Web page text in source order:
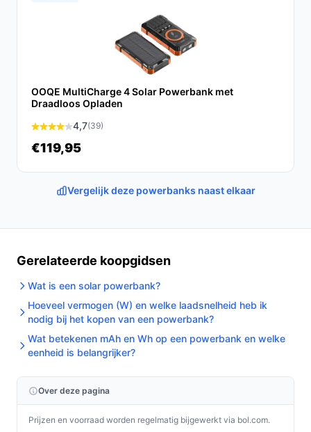
De JIR Tech® Solar Powerbank is de ideale oplossing
voor iedereen die op zoek is naar een krachtige,
veelzijdige en betrouwbare energiebron. Of je nu
onderweg bent of gewoon een dagje buiten doorbrengt,
deze powerbank houdt je apparaten opgeladen en klaar
voor gebruik.
prijzen op debestepowerbank.nl. Kies bewust wat
perfect past bij jouw behoeften!
OOQE MultiCharge 4 Solar Powerbank met
Draadloos Opladen
4,7(39)
€119,95
Vergelijk deze powerbanks naast elkaar
Gerelateerde koopgidsen
Wat is een solar powerbank?
Hoeveel vermogen (W) en welke laadsnelheid heb ik
nodig bij het kopen van een powerbank?
Wat betekenen mAh en Wh op een powerbank en welke
eenheid is belangrijker?
Over deze pagina
Prijzen en voorraad worden regelmatig bijgewerkt via bol.com.